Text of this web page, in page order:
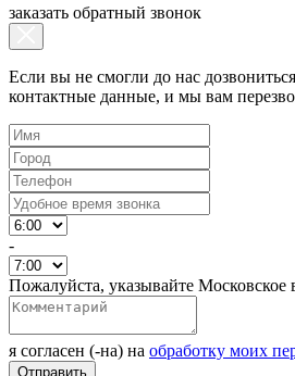
заказать обратный звонок
Если вы не смогли до нас
контактные данные, и мы вам
-
Пожалуйста, указывайте Московское
я согласен (-на) на обработку моих